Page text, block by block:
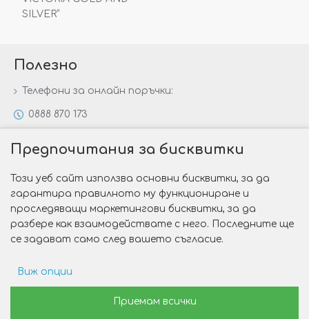
SILVER“
Полезно
Телефони за онлайн поръчки:
0888 870 173
Специални предложения
Защо да изберете Victoria Gold&Silver?
Как да изберем годежен пръстен?
Изработка на сайт от Web R Solution®
Предпочитания за бисквитки
Този уеб сайт използва основни бисквитки, за да
гарантира правилното му функциониране и
проследяващи маркетингови бисквитки, за да
разбере как взаимодействате с него. Последните ще
се задават само след вашето съгласие.
Виж опции
Рекламни предпочитанияПриемам всички